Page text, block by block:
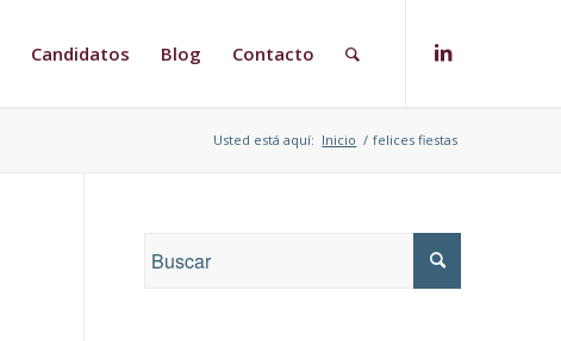
Candidatos Blog Contacto
Usted está aquí: Inicio / felices fiestas